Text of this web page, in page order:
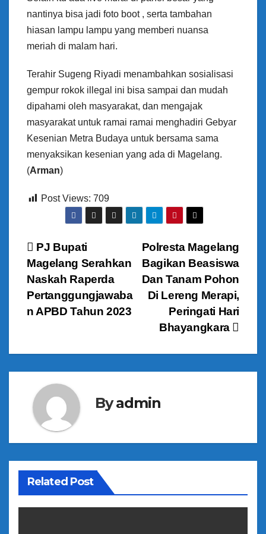
nantinya bisa jadi foto boot , serta tambahan
hiasan lampu lampu yang memberi nuansa
meriah di malam hari.
Terahir Sugeng Riyadi menambahkan sosialisasi
gempur rokok illegal ini bisa sampai dan mudah
dipahami oleh masyarakat, dan mengajak
masyarakat untuk ramai ramai menghadiri Gebyar
Kesenian Metra Budaya untuk bersama sama
menyaksikan kesenian yang ada di Magelang.
(Arman)
Post Views: 709
N
a
v
g
a
s
p
o
s
Polresta Magelang
Bagikan Beasiswa
Dan Tanam Pohon
Di Lereng Merapi,
Peringati Hari
Bhayangkara
PJ Bupati
Magelang Serahkan
Naskah Raperda
Pertanggungjawaba
n APBD Tahun 2023
Byadmin
Related Post